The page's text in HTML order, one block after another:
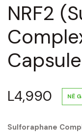
NRF2
L4,990 NË
Sulforaphane